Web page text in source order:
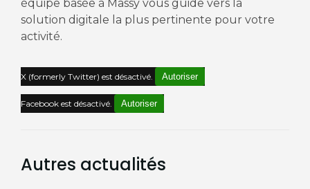
équipe basée à Massy vous guide vers la
solution digitale la plus pertinente pour votre
activité.
X (formerly Twitter) est désactivé. Autoriser
Facebook est désactivé. Autoriser
Autres actualités